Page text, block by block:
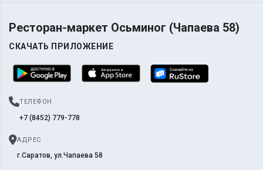
Ресторан-маркет Осьминог (Чапаева 58)
СКАЧАТЬ ПРИЛОЖЕНИЕ
ТЕЛЕФОН
+7 (8452) 779-778
АДРЕС
г.Саратов, ул.Чапаева 58